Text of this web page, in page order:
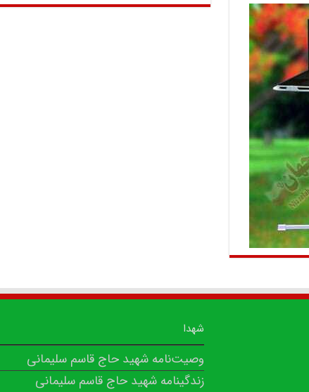
شهدا
وصیت‌نامه شهید حاج قاسم سلیمانی
زندگینامه شهید حاج قاسم سلیمانی